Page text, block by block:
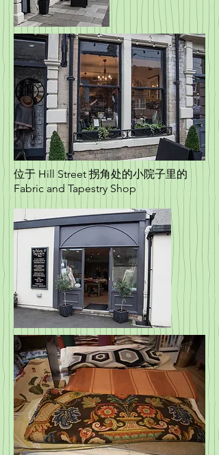
位于 Hill Street 拐角处的小院子里的
Fabric and Tapestry Shop